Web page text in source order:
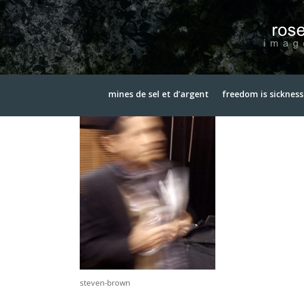
mines de sel et d’argent freedom is sickness
steven-brown
3 avril 2015
steven-brown